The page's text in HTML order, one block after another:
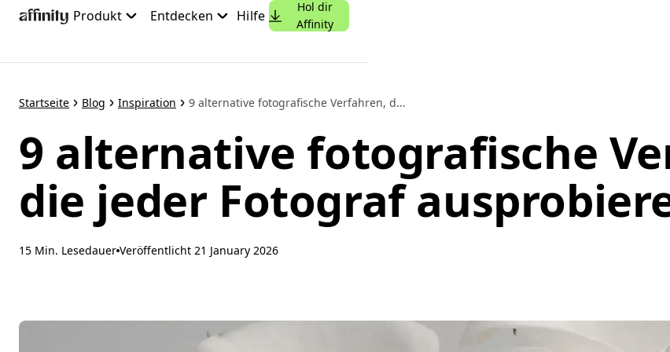
Zum
Hauptinhalt
Produkt Entdecken Hilfe
Hol dir
Affinity
Startseite Blog Inspiration 9 alternative fotografische Verfahren, d...
9 alternative fotografische
die jeder Fotograf
15 Min. Lesedauer Veröffentlicht 21 January 2026